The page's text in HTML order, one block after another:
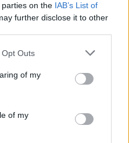
on the IAB’s List of
further disclose it to other
uses one or more Google
behaviour. You may click to
and its third-party tags to
purposes in below Google
Outs
of my
of my
rápidas y deliciosas